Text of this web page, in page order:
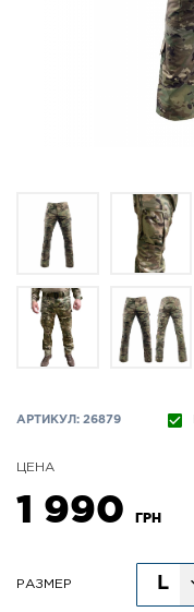
АРТИКУЛ: 26879
ЦЕНА
1 990 ГРН
РАЗМЕР L